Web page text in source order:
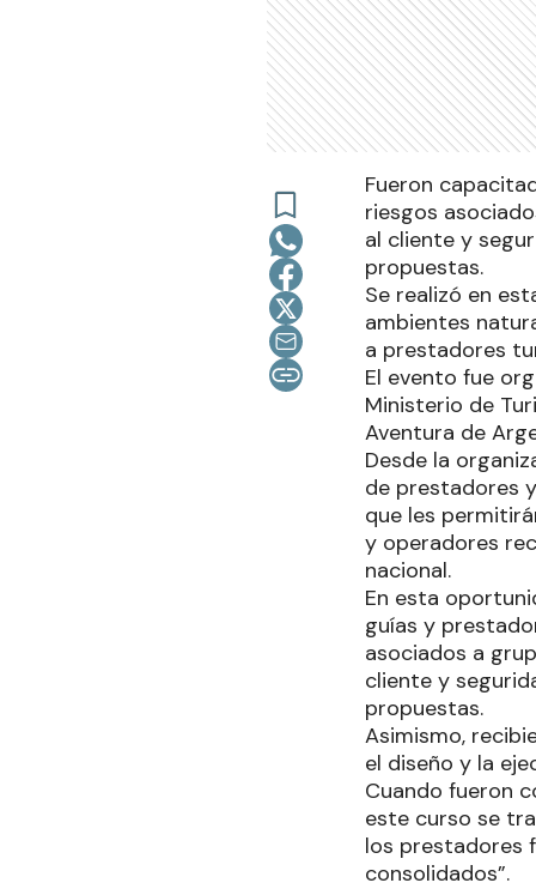
Fueron
riesgos
al cliente y
propuestas.
Se realizó en
ambientes
a prestadores
El evento fue
Ministerio de
Aventura de
Desde la
de prestadores
que les
y operadores
nacional.
En esta
guías y
asociados a
cliente y
propuestas.
Asimismo,
el diseño y la
Cuando fueron
este curso se
los prestadores
consolidados”.